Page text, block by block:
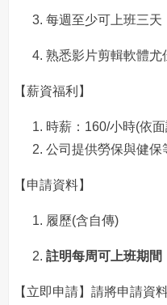
每週至少可上班三天
熟悉影片剪輯軟體尤
【薪資福利】
時薪：160/小時(依
公司提供勞保與健保
【申請資料】
履歷(含自傳)
註明每周可上班期間
【立即申請】請將申請資